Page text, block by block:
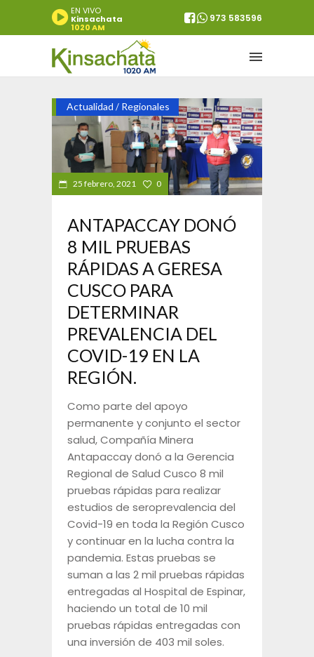
EN VIVO
Kinsachata
1020 AM
973 583596
Actualidad / Regionales
25 febrero, 2021 0
ANTAPACCAY DONÓ
8 MIL PRUEBAS
RÁPIDAS A GERESA
CUSCO PARA
DETERMINAR
PREVALENCIA DEL
COVID-19 EN LA
REGIÓN.
Como parte del apoyo
permanente y conjunto el sector
salud, Compañía Minera
Antapaccay donó a la Gerencia
Regional de Salud Cusco 8 mil
pruebas rápidas para realizar
estudios de seroprevalencia del
Covid-19 en toda la Región Cusco
y continuar en la lucha contra la
pandemia. Estas pruebas se
suman a las 2 mil pruebas rápidas
entregadas al Hospital de Espinar,
haciendo un total de 10 mil
pruebas rápidas entregadas con
una inversión de 403 mil soles.